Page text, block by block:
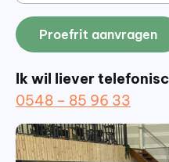
Proefrit aanvragen
Ik wil liever
0548 – 85 96 33